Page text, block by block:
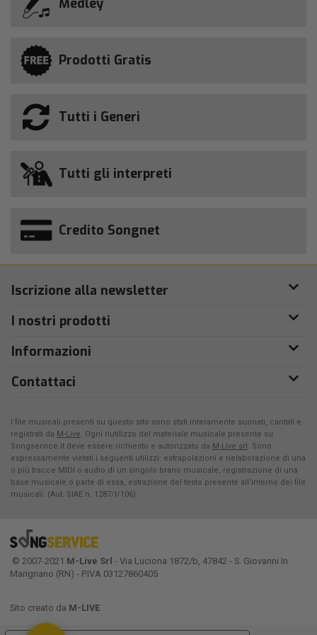
Prodotti Gratis
Tutti i Generi
Tutti gli interpreti
Credito Songnet
Iscrizione alla newsletter
I nostri prodotti
Informazioni
Contattaci
I file musicali presenti su questo sito sono stati interamente suonati, cantati e
registrati da M-Live. Ogni riutilizzo del materiale musicale presente su
Songservice.it deve essere richiesto e autorizzato da M-Live srl. Sono
espressamente vietati i seguenti utilizzi: estrapolazioni e rielaborazione di una
o più tracce MIDI o audio di un singolo brano musicale, registrazione di una
base musicale o parte di essa, estrazione del testo presente all'interno dei file
musicali. (Aut. SIAE n. 1287/I/106)
© 2007-2021 M-Live Srl - Via Luciona 1872/b, 47842 - S. Giovanni In
Marignano (RN) - P.IVA 03127860405
Sito creato da M-LIVE